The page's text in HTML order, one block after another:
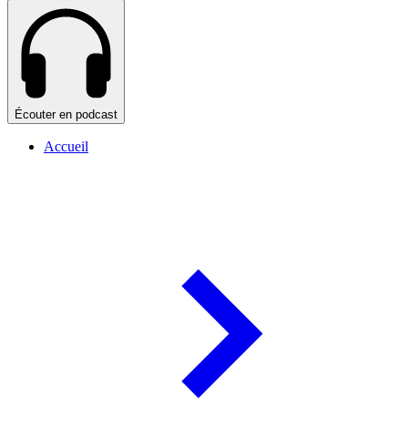
Écouter en podcast
Accueil